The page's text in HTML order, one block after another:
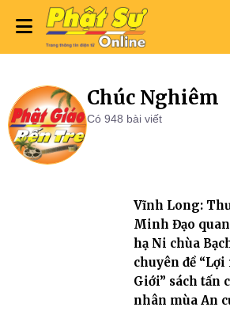
Chúc Nghiêm
Có 948 bài viết
Vĩnh Long:
Minh Đạo
hạ Ni chùa
chuyên đề
Giới” sách tấn
nhân mùa An